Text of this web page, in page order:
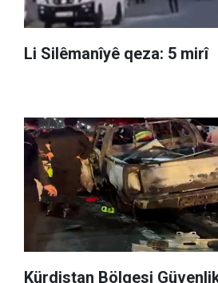
Li Silêmanîyê qeza: 5 mirî
Kürdistan Bölgesi